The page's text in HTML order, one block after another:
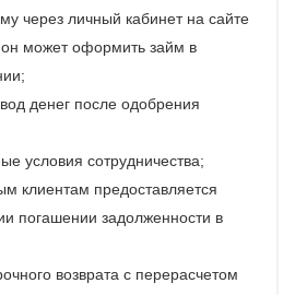
через личный кабинет на сайте
может оформить займ в
денег после одобрения
условия сотрудничества;
клиентам предоставляется
погашении задолженности в
возврата с перерасчетом